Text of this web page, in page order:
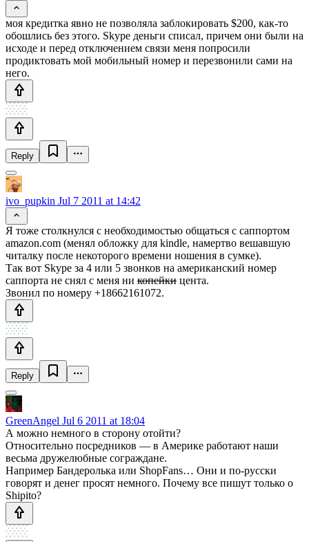
моя кредитка явно не позволяла заблокировать $200, как-то
обошлись без этого. Skype деньги списал, причем они были на
исходе и перед отключением связи меня попросили
продиктовать мой мобильный номер и перезвонили сами на
него.
Reply
ivo_pupkin Jul 7 2011 at 14:42
Я тоже столкнулся с необходимостью общаться с саппортом
amazon.com (менял обложку для kindle, намертво вешавшую
читалку после некоторого времени ношения в сумке).
Так вот Skype за 4 или 5 звонков на американский номер
саппорта не снял с меня ни копейки цента.
Звонил по номеру +18662161072.
Reply
GreenAngel Jul 6 2011 at 18:04
А можно немного в сторону отойти?
Относительно посредников — в Америке работают наши
весьма дружелюбные сограждане.
Например Бандеролька или ShopFans… Они и по-русски
говорят и денег просят немного. Почему все пишут только о
Shipito?